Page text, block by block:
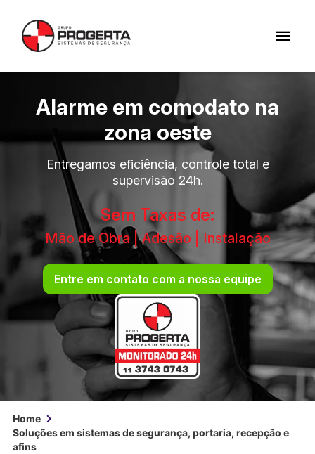
Alarme em comodato na
zona oeste
Entregamos eficiência, controle total e
supervisão 24h.
Sem Taxas de:
Mão de Obra | Adesão | Instalação
Entre em contato com a nossa equipe
Home
Soluções em sistemas de segurança, portaria, recepção e
afins